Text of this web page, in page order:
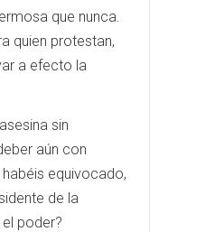
que nunca.
quien protestan,
a efecto la
sin
aún con
equivocado,
de la
poder?